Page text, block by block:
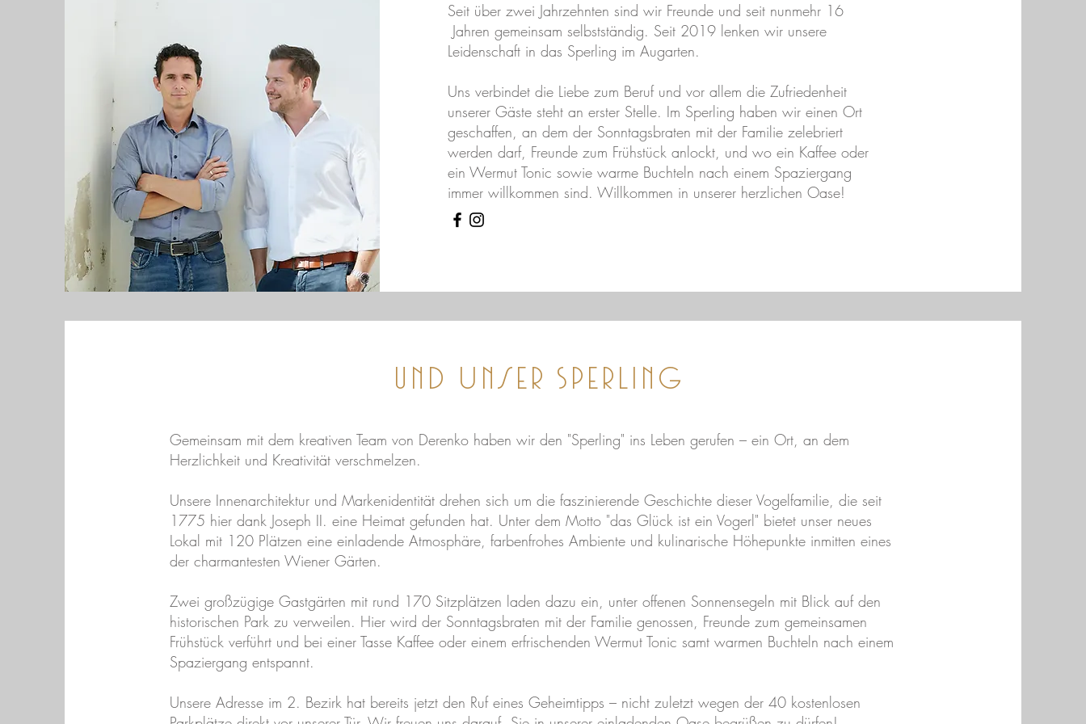
Seit über zwei Jahrzehnten sind wir Freunde und seit nunmehr 16
Jahren gemeinsam selbstständig. Seit 2019 lenken wir unsere
Leidenschaft in das Sperling im Augarten.
Uns verbindet die Liebe zum Beruf und vor allem die Zufriedenheit
unserer Gäste steht an erster Stelle. Im Sperling haben wir einen Ort
geschaffen, an dem der Sonntagsbraten mit der Familie zelebriert
werden darf, Freunde zum Frühstück anlockt, und wo ein Kaffee oder
ein Wermut Tonic sowie warme Buchteln nach einem Spaziergang
immer willkommen sind. Willkommen in unserer herzlichen Oase!
und Unser Sperling
Gemeinsam mit dem kreativen Team von Derenko haben wir den "Sperling" ins Leben gerufen – ein Ort, an dem
Herzlichkeit und Kreativität verschmelzen.
Unsere Innenarchitektur und Markenidentität drehen sich um die faszinierende Geschichte dieser Vogelfamilie, die seit
1775 hier dank Joseph II. eine Heimat gefunden hat. Unter dem Motto "das Glück ist ein Vogerl" bietet unser neues
Lokal mit 120 Plätzen eine einladende Atmosphäre, farbenfrohes Ambiente und kulinarische Höhepunkte inmitten eines
der charmantesten Wiener Gärten.
Zwei großzügige Gastgärten mit rund 170 Sitzplätzen laden dazu ein, unter offenen Sonnensegeln mit Blick auf den
historischen Park zu verweilen. Hier wird der Sonntagsbraten mit der Familie genossen, Freunde zum gemeinsamen
Frühstück verführt und bei einer Tasse Kaffee oder einem erfrischenden Wermut Tonic samt warmen Buchteln nach einem
Spaziergang entspannt.
Unsere Adresse im 2. Bezirk hat bereits jetzt den Ruf eines Geheimtipps – nicht zuletzt wegen der 40 kostenlosen